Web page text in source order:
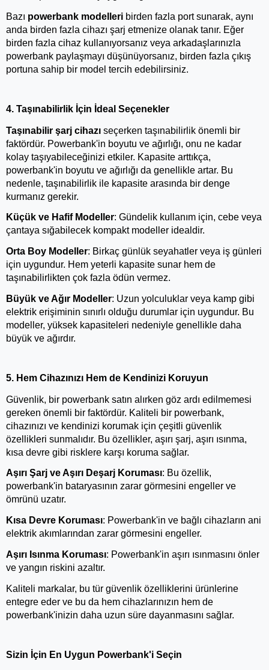
Bazı powerbank modelleri birden fazla port sunarak, aynı
anda birden fazla cihazı şarj etmenize olanak tanır. Eğer
birden fazla cihaz kullanıyorsanız veya arkadaşlarınızla
powerbank paylaşmayı düşünüyorsanız, birden fazla çıkış
portuna sahip bir model tercih edebilirsiniz.
4. Taşınabilirlik İçin İdeal Seçenekler
Taşınabilir şarj cihazı seçerken taşınabilirlik önemli bir
faktördür. Powerbank'in boyutu ve ağırlığı, onu ne kadar
kolay taşıyabileceğinizi etkiler. Kapasite arttıkça,
powerbank'in boyutu ve ağırlığı da genellikle artar. Bu
nedenle, taşınabilirlik ile kapasite arasında bir denge
kurmanız gerekir.
Küçük ve Hafif Modeller: Gündelik kullanım için, cebe veya
çantaya sığabilecek kompakt modeller idealdir.
Orta Boy Modeller: Birkaç günlük seyahatler veya iş günleri
için uygundur. Hem yeterli kapasite sunar hem de
taşınabilirlikten çok fazla ödün vermez.
Büyük ve Ağır Modeller: Uzun yolculuklar veya kamp gibi
elektrik erişiminin sınırlı olduğu durumlar için uygundur. Bu
modeller, yüksek kapasiteleri nedeniyle genellikle daha
büyük ve ağırdır.
5. Hem Cihazınızı Hem de Kendinizi Koruyun
Güvenlik, bir powerbank satın alırken göz ardı edilmemesi
gereken önemli bir faktördür. Kaliteli bir powerbank,
cihazınızı ve kendinizi korumak için çeşitli güvenlik
özellikleri sunmalıdır. Bu özellikler, aşırı şarj, aşırı ısınma,
kısa devre gibi risklere karşı koruma sağlar.
Aşırı Şarj ve Aşırı Deşarj Koruması: Bu özellik,
powerbank'in bataryasının zarar görmesini engeller ve
ömrünü uzatır.
Kısa Devre Koruması: Powerbank'in ve bağlı cihazların ani
elektrik akımlarından zarar görmesini engeller.
Aşırı Isınma Koruması: Powerbank'in aşırı ısınmasını önler
ve yangın riskini azaltır.
Kaliteli markalar, bu tür güvenlik özelliklerini ürünlerine
entegre eder ve bu da hem cihazlarınızın hem de
powerbank'inizin daha uzun süre dayanmasını sağlar.
Sizin İçin En Uygun Powerbank'i Seçin